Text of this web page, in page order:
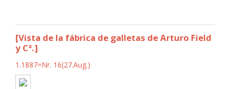
[Vista de la fábrica de galletas de Arturo Field
y Cª.]
1.1887=Nr. 16(27.Aug.)